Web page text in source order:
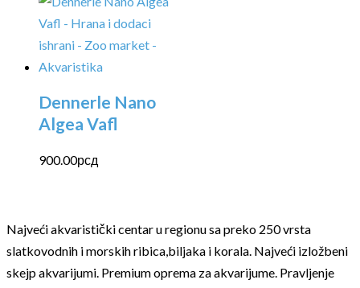
Dennerle Nano
Algea Vafl
900.00рсд
Najveći akvaristički centar u regionu sa preko 250 vrsta
slatkovodnih i morskih ribica,biljaka i korala. Najveći izložbeni
skejp akvarijumi. Premium oprema za akvarijume. Pravljenje